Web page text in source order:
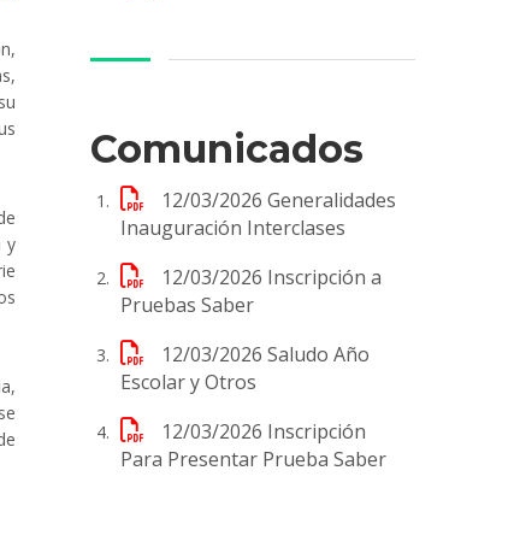
y
Comunicados
12/03/2026 Generalidades
Inauguración Interclases
12/03/2026 Inscripción a
Pruebas Saber
12/03/2026 Saludo Año
Escolar y Otros
12/03/2026 Inscripción
Para Presentar Prueba Saber